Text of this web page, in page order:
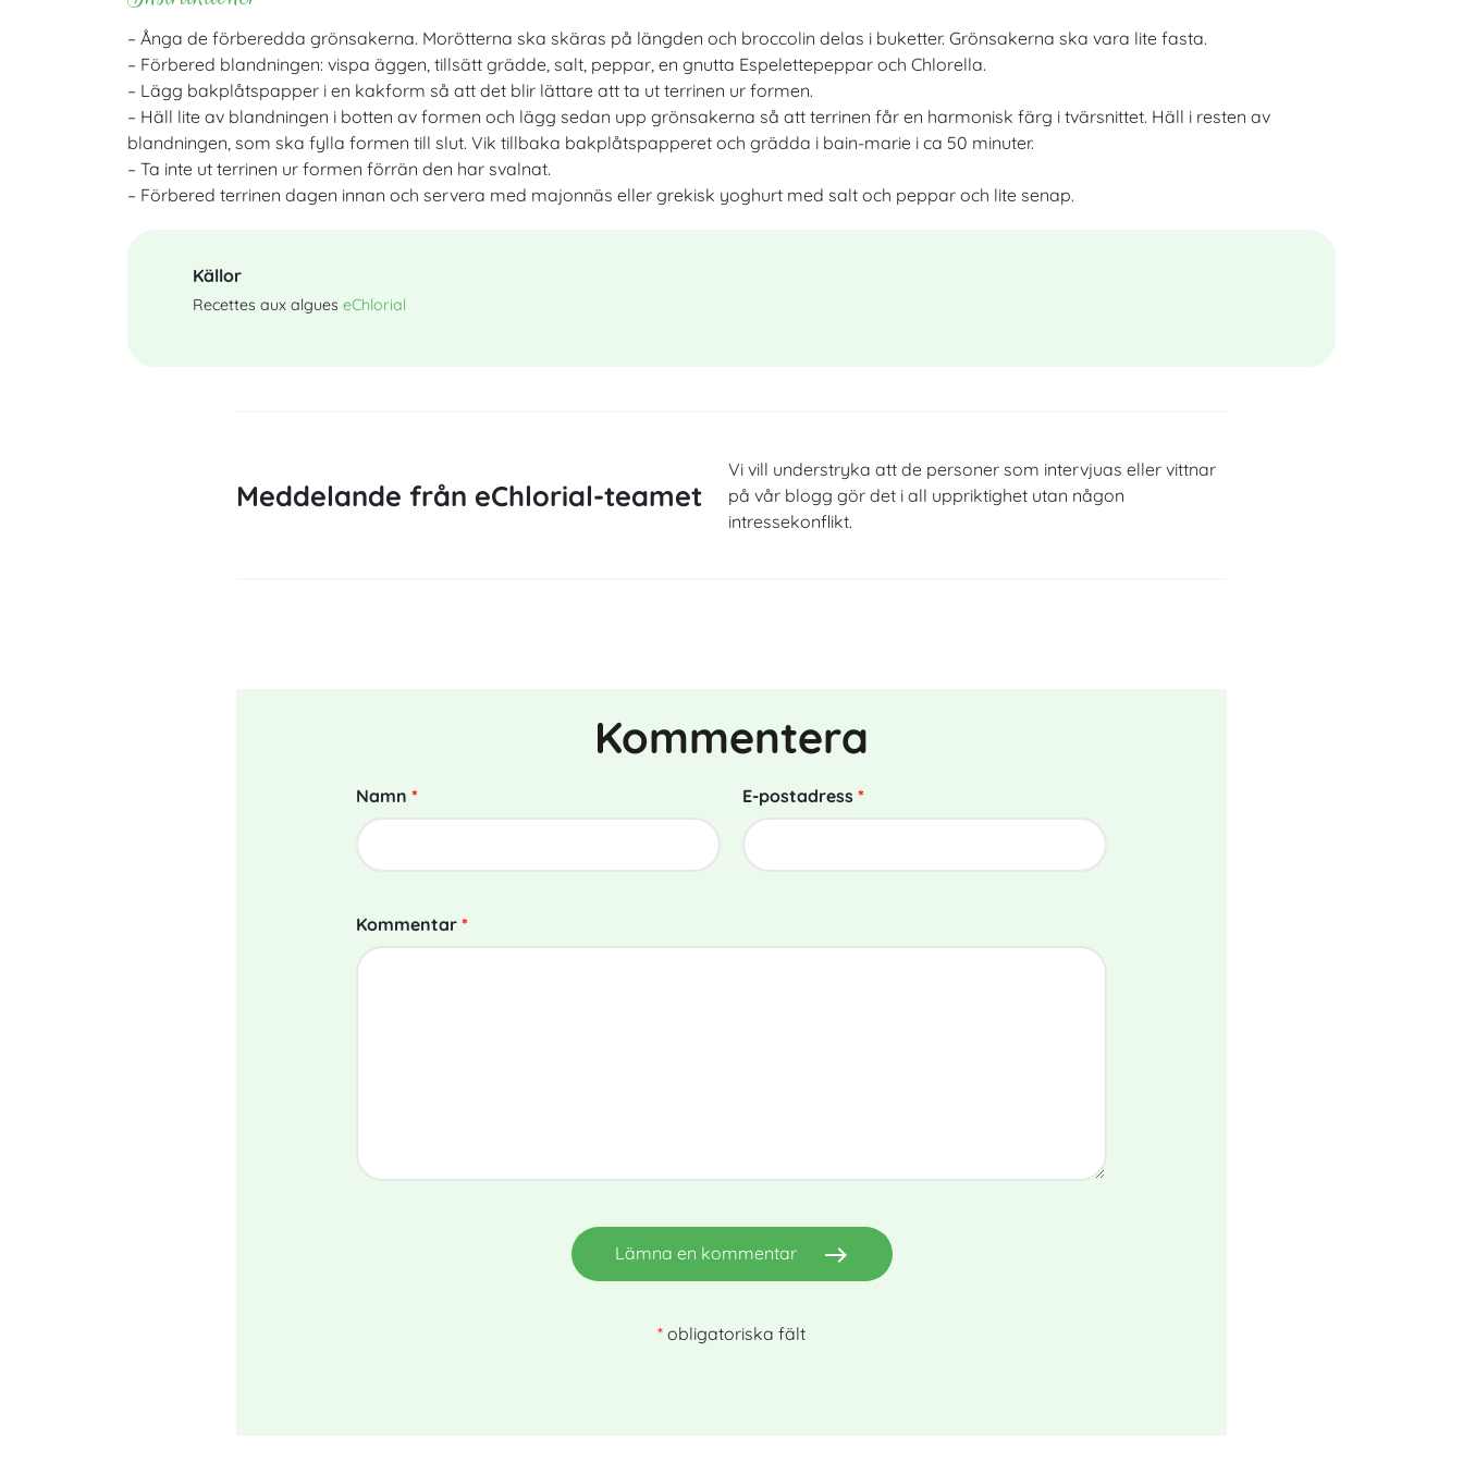
– Ånga de förberedda grönsakerna. Morötterna ska skäras på längden och broccolin delas i buketter. Grönsakerna ska vara lite fasta.
– Förbered blandningen: vispa äggen, tillsätt grädde, salt, peppar, en gnutta Espelettepeppar och Chlorella.
– Lägg bakplåtspapper i en kakform så att det blir lättare att ta ut terrinen ur formen.
– Häll lite av blandningen i botten av formen och lägg sedan upp grönsakerna så att terrinen får en harmonisk färg i tvärsnittet. Häll i resten av
blandningen, som ska fylla formen till slut. Vik tillbaka bakplåtspapperet och grädda i bain-marie i ca 50 minuter.
– Ta inte ut terrinen ur formen förrän den har svalnat.
– Förbered terrinen dagen innan och servera med majonnäs eller grekisk yoghurt med salt och peppar och lite senap.
Källor
Recettes aux algues eChlorial
Meddelande från eChlorial-teamet
Vi vill understryka att de personer som intervjuas eller vittnar
på vår blogg gör det i all uppriktighet utan någon
intressekonflikt.
Kommentera
Namn * E-postadress *
Kommentar *
Lämna en kommentar east
* obligatoriska fält